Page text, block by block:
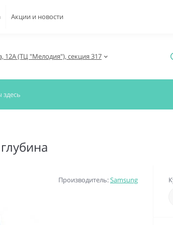
Акции и новости
12А (ТЦ "Мелодия"), секция 317
Производитель:Samsung